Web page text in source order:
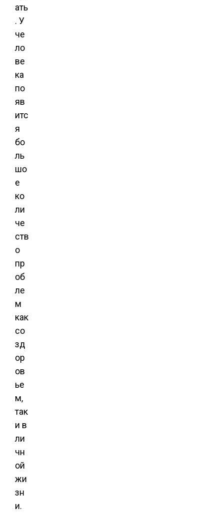
ать
. У
че
ло
ве
ка
по
яв
итс
я
бо
ль
шо
е
ко
ли
че
ств
о
пр
об
ле
м
как
со
зд
ор
ов
ье
м,
так
и в
ли
чн
ой
жи
зн
и.